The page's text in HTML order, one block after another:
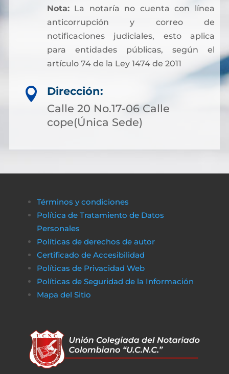
Nota:La notaría no cuenta con línea
anticorrupción y correo de
notificaciones judiciales, esto aplica
para entidades públicas, según el
artículo 74 de la Ley 1474 de 2011

Dirección:
Calle 20 No.17-06 Calle
cope(Única Sede)
Términos y condiciones
Política de Tratamiento de Datos
Personales
Políticas de derechos de autor
Certificado de Accesibilidad
Políticas de Privacidad Web
Políticas de Seguridad de la Información
Mapa del Sitio